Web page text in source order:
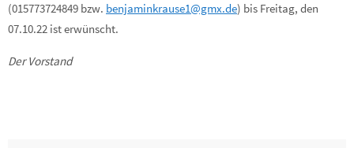
(015773724849 bzw. benjaminkrause1@gmx.de) bis Freitag, den
07.10.22 ist erwünscht.
Der Vorstand